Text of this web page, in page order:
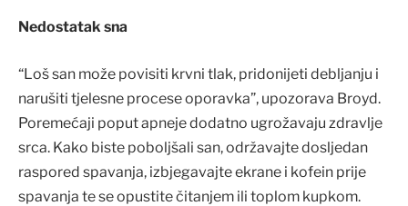
Nedostatak sna
“Loš san može povisiti krvni tlak, pridonijeti debljanju i
narušiti tjelesne procese oporavka”, upozorava Broyd.
Poremećaji poput apneje dodatno ugrožavaju zdravlje
srca. Kako biste poboljšali san, održavajte dosljedan
raspored spavanja, izbjegavajte ekrane i kofein prije
spavanja te se opustite čitanjem ili toplom kupkom.